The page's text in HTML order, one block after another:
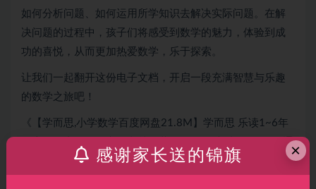
如何分析问题、如何运用所学知识去解决实际问题。在解
决问题的过程中，孩子们将感受到数学的魅力，体验到成
功的喜悦，从而更加热爱数学，乐于探索。
让我们一起翻开这份电子文档，开启一段充满智慧与乐趣
的数学之旅吧！
《【学而思,小学数学 百度网盘21.8M】学而思 乐读1~6年
级应用题专项练习电子文档》共：21.8M,本站VIP会员可通
过百度网盘转存下载,该资源由会员“爱上一颗木头心。”收集
×
感谢家长送的锦旗